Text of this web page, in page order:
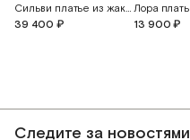
Сильви платье из жаккардового шелка с открытой спиной
39 400 ₽
13 900 ₽
Следите за новостями